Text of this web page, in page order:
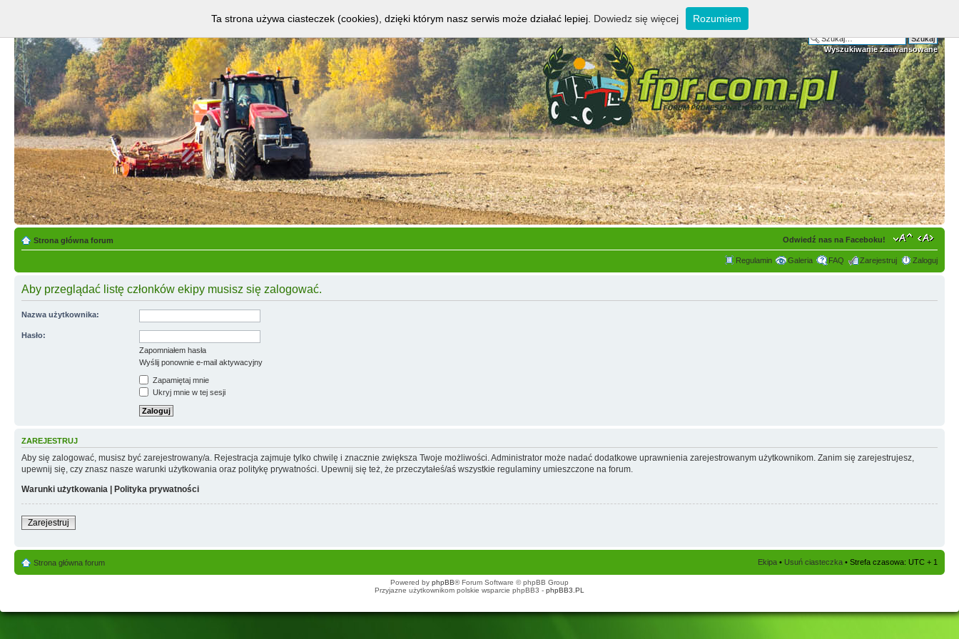
Wyszukiwanie zaawansowane
Strona główna forum Odwiedź nas na Faceboku!
Regulamin Galeria FAQ Zarejestruj Zaloguj
Aby przeglądać listę członków ekipy musisz się zalogować.
Nazwa użytkownika:
Hasło:
Zapomniałem hasła
Wyślij ponownie e-mail aktywacyjny
Zapamiętaj mnie
Ukryj mnie w tej sesji
ZAREJESTRUJ
Aby się zalogować, musisz być zarejestrowany/a. Rejestracja zajmuje tylko chwilę i znacznie zwiększa Twoje możliwości. Administrator może nadać dodatkowe uprawnienia zarejestrowanym użytkownikom. Zanim się zarejestrujesz,
upewnij się, czy znasz nasze warunki użytkowania oraz politykę prywatności. Upewnij się też, że przeczytałeś/aś wszystkie regulaminy umieszczone na forum.
Warunki użytkowania | Polityka prywatności
Zarejestruj
Strona główna forum Ekipa • Usuń ciasteczka • Strefa czasowa: UTC + 1
Powered by phpBB® Forum Software © phpBB Group
Przyjazne użytkownikom polskie wsparcie phpBB3 - phpBB3.PL
Ta strona używa ciasteczek (cookies), dzięki którym nasz serwis może działać lepiej. Dowiedz się więcej Rozumiem